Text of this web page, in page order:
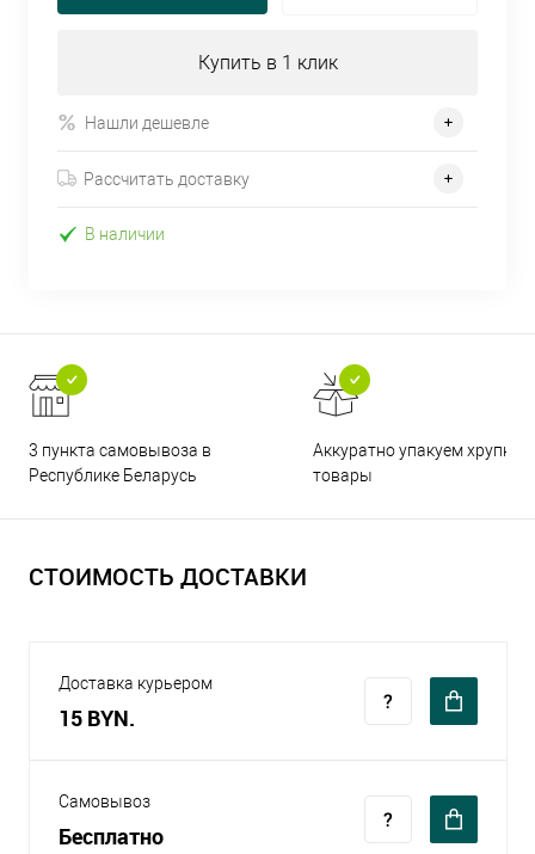
Купить в 1 клик
Нашли дешевле
Рассчитать доставку
В наличии
3 пункта самовывоза в
Республике Беларусь
Аккуратно упакуем хрупкие
товары
СТОИМОСТЬ ДОСТАВКИ
Доставка курьером
15 BYN.
Самовывоз
Бесплатно